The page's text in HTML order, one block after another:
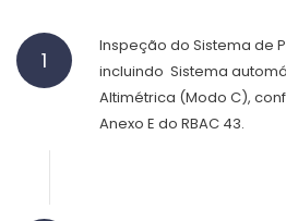
1
Inspeção do Sistema de
incluindo Sistema
Altimétrica (Modo C),
Anexo E do RBAC 43.